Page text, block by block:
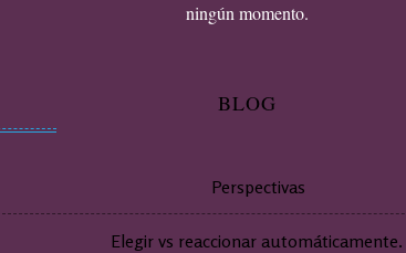
ningún momento.
BLOG
Perspectivas
Elegir vs reaccionar automáticamente.